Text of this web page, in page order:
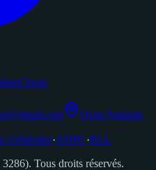
Chiots
Ocna Șugatag,
Générales·ANPC·RLL
Tous droits réservés.